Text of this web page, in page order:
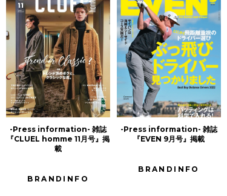
-Press information- 雑誌
『CLUEL homme 11月号』掲
載
BRANDINFO
-Press information- 雑誌
『EVEN 9月号』掲載
BRANDINFO